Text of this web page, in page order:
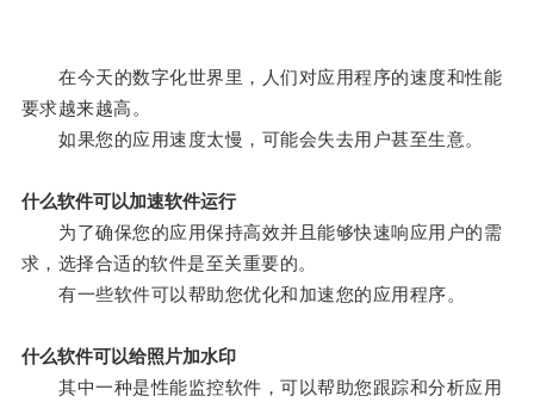
在今天的数字化世界里，人们对应用程序的速度和性能
要求越来越高。
如果您的应用速度太慢，可能会失去用户甚至生意。
什么软件可以加速软件运行
为了确保您的应用保持高效并且能够快速响应用户的需
求，选择合适的软件是至关重要的。
有一些软件可以帮助您优化和加速您的应用程序。
什么软件可以给照片加水印
其中一种是性能监控软件，可以帮助您跟踪和分析应用